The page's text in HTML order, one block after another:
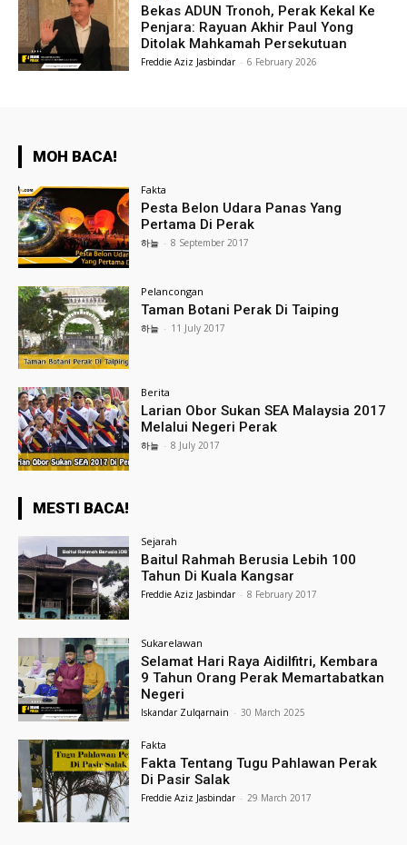
Bekas ADUN Tronoh, Perak Kekal Ke
Penjara: Rayuan Akhir Paul Yong
Ditolak Mahkamah Persekutuan
Freddie Aziz Jasbindar - 6 February 2026
MOH BACA!
Fakta
Pesta Belon Udara Panas Yang
Pertama Di Perak
하늘 - 8 September 2017
Pelancongan
Taman Botani Perak Di Taiping
하늘 - 11 July 2017
Berita
Larian Obor Sukan SEA Malaysia 2017
Melalui Negeri Perak
하늘 - 8 July 2017
MESTI BACA!
Sejarah
Baitul Rahmah Berusia Lebih 100
Tahun Di Kuala Kangsar
Freddie Aziz Jasbindar - 8 February 2017
Sukarelawan
Selamat Hari Raya Aidilfitri, Kembara
9 Tahun Orang Perak Memartabatkan
Negeri
Iskandar Zulqarnain - 30 March 2025
Fakta
Fakta Tentang Tugu Pahlawan Perak
Di Pasir Salak
Freddie Aziz Jasbindar - 29 March 2017